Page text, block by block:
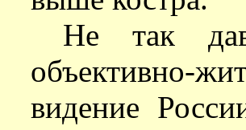
Не так
объективно-
видение